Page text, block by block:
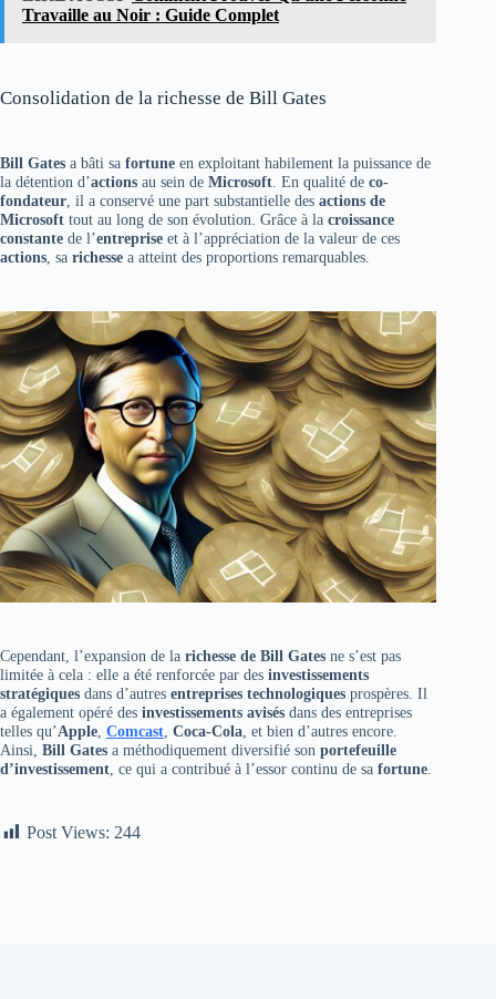
Travaille au Noir : Guide Complet
Consolidation de la richesse de Bill Gates
Bill Gates a bâti sa fortune en exploitant habilement la puissance de
la détention d’actions au sein de Microsoft . En qualité de co-
fondateur , il a conservé une part substantielle des actions de
Microsoft tout au long de son évolution. Grâce à la croissance
constante de l’entreprise et à l’appréciation de la valeur de ces
actions , sa richesse a atteint des proportions remarquables.
Cependant, l’expansion de la richesse de Bill Gates ne s’est pas
limitée à cela : elle a été renforcée par des investissements
stratégiques dans d’autres entreprises technologiques prospères. Il
a également opéré des investissements avisés dans des entreprises
telles qu’Apple Comcast Coca-Cola , et bien d’autres encore.
Ainsi, Bill Gates a méthodiquement diversifié son portefeuille
d’investissement , ce qui a contribué à l’essor continu de sa fortune
Post Views: 244